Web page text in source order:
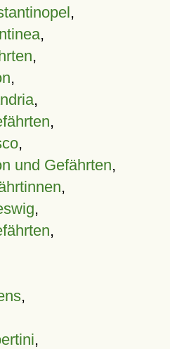
,
,
,
,
,
,
,
und Gefährten,
,
,
,
,
,